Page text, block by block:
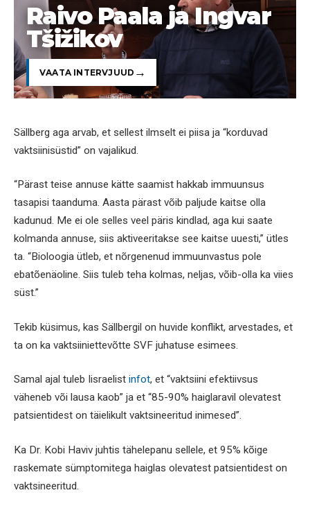
Raivo Paala ja Ingvar
Tšižikov
VAATA INTERVJUUD
Sällberg aga arvab, et sellest ilmselt ei piisa ja “korduvad
vaktsiinisüstid” on vajalikud.
“Pärast teise annuse kätte saamist hakkab immuunsus
tasapisi taanduma. Aasta pärast võib paljude kaitse olla
kadunud. Me ei ole selles veel päris kindlad, aga kui saate
kolmanda annuse, siis aktiveeritakse see kaitse uuesti,” ütles
ta. “Bioloogia ütleb, et nõrgenenud immuunvastus pole
ebatõenäoline. Siis tuleb teha kolmas, neljas, võib-olla ka viies
süst.”
Tekib küsimus, kas Sällbergil on huvide konflikt, arvestades, et
ta on ka vaktsiiniettevõtte SVF juhatuse esimees.
Samal ajal tuleb Iisraelist infot, et “vaktsiini efektiivsus
väheneb või lausa kaob” ja et “85-90% haiglaravil olevatest
patsientidest on täielikult vaktsineeritud inimesed”.
Ka Dr. Kobi Haviv juhtis tähelepanu sellele, et 95% kõige
raskemate sümptomitega haiglas olevatest patsientidest on
vaktsineeritud.